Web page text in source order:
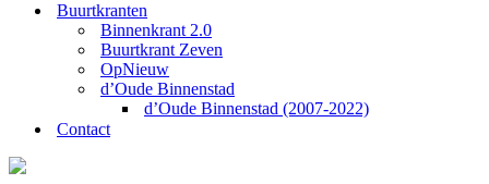
Buurtkranten
Binnenkrant 2.0
Buurtkrant Zeven
OpNieuw
d’Oude Binnenstad
d’Oude Binnenstad (2007-2022)
Contact